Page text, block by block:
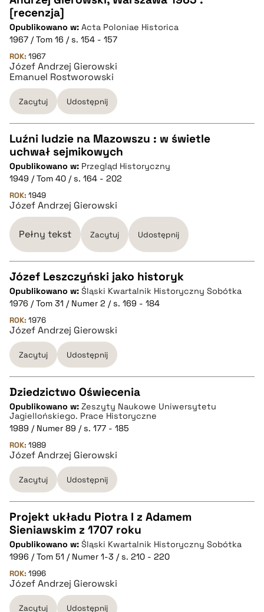
pobierz cytat
BIBTEX
pobierz cytat
[recenzja]
Opublikowano w: Acta Poloniae Historica
1967 / Tom 16 / s. 154 - 157
ROK: 1967
Józef Andrzej Gierowski
Emanuel Rostworowski
Zacytuj Udostępnij
CZYSTY TEKST
pobierz cytat
BIBTEX
pobierz cytat
Luźni ludzie na Mazowszu : w świetle
uchwał sejmikowych
Opublikowano w: Przegląd Historyczny
1949 / Tom 40 / s. 164 - 202
ROK: 1949
Józef Andrzej Gierowski
Pełny tekst Zacytuj Udostępnij
CZYSTY TEKST
pobierz cytat
BIBTEX
pobierz cytat
Józef Leszczyński jako historyk
Opublikowano w: Śląski Kwartalnik Historyczny Sobótka
1976 / Tom 31 / Numer 2 / s. 169 - 184
ROK: 1976
Józef Andrzej Gierowski
Zacytuj Udostępnij
CZYSTY TEKST
pobierz cytat
BIBTEX
pobierz cytat
Dziedzictwo Oświecenia
Opublikowano w: Zeszyty Naukowe Uniwersytetu
Jagiellońskiego. Prace Historyczne
1989 / Numer 89 / s. 177 - 185
ROK: 1989
Józef Andrzej Gierowski
Zacytuj Udostępnij
CZYSTY TEKST
pobierz cytat
Projekt układu Piotra I z Adamem
Sieniawskim z 1707 roku
Opublikowano w: Śląski Kwartalnik Historyczny Sobótka
1996 / Tom 51 / Numer 1-3 / s. 210 - 220
ROK: 1996
Józef Andrzej Gierowski
Zacytuj Udostępnij